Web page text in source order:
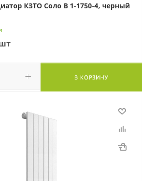
КЗТО Соло В 1-1750-4, черный
В КОРЗИНУ